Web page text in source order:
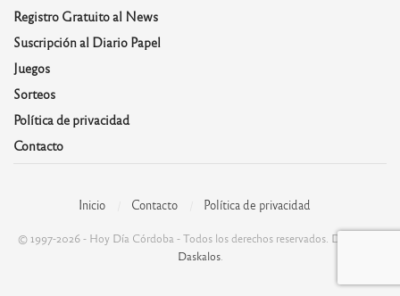
Registro Gratuito al News
Suscripción al Diario Papel
Juegos
Sorteos
Política de privacidad
Contacto
Inicio Contacto Política de privacidad
© 1997-2026 - Hoy Día Córdoba - Todos los derechos reservados. Desarrolla:
Daskalos.